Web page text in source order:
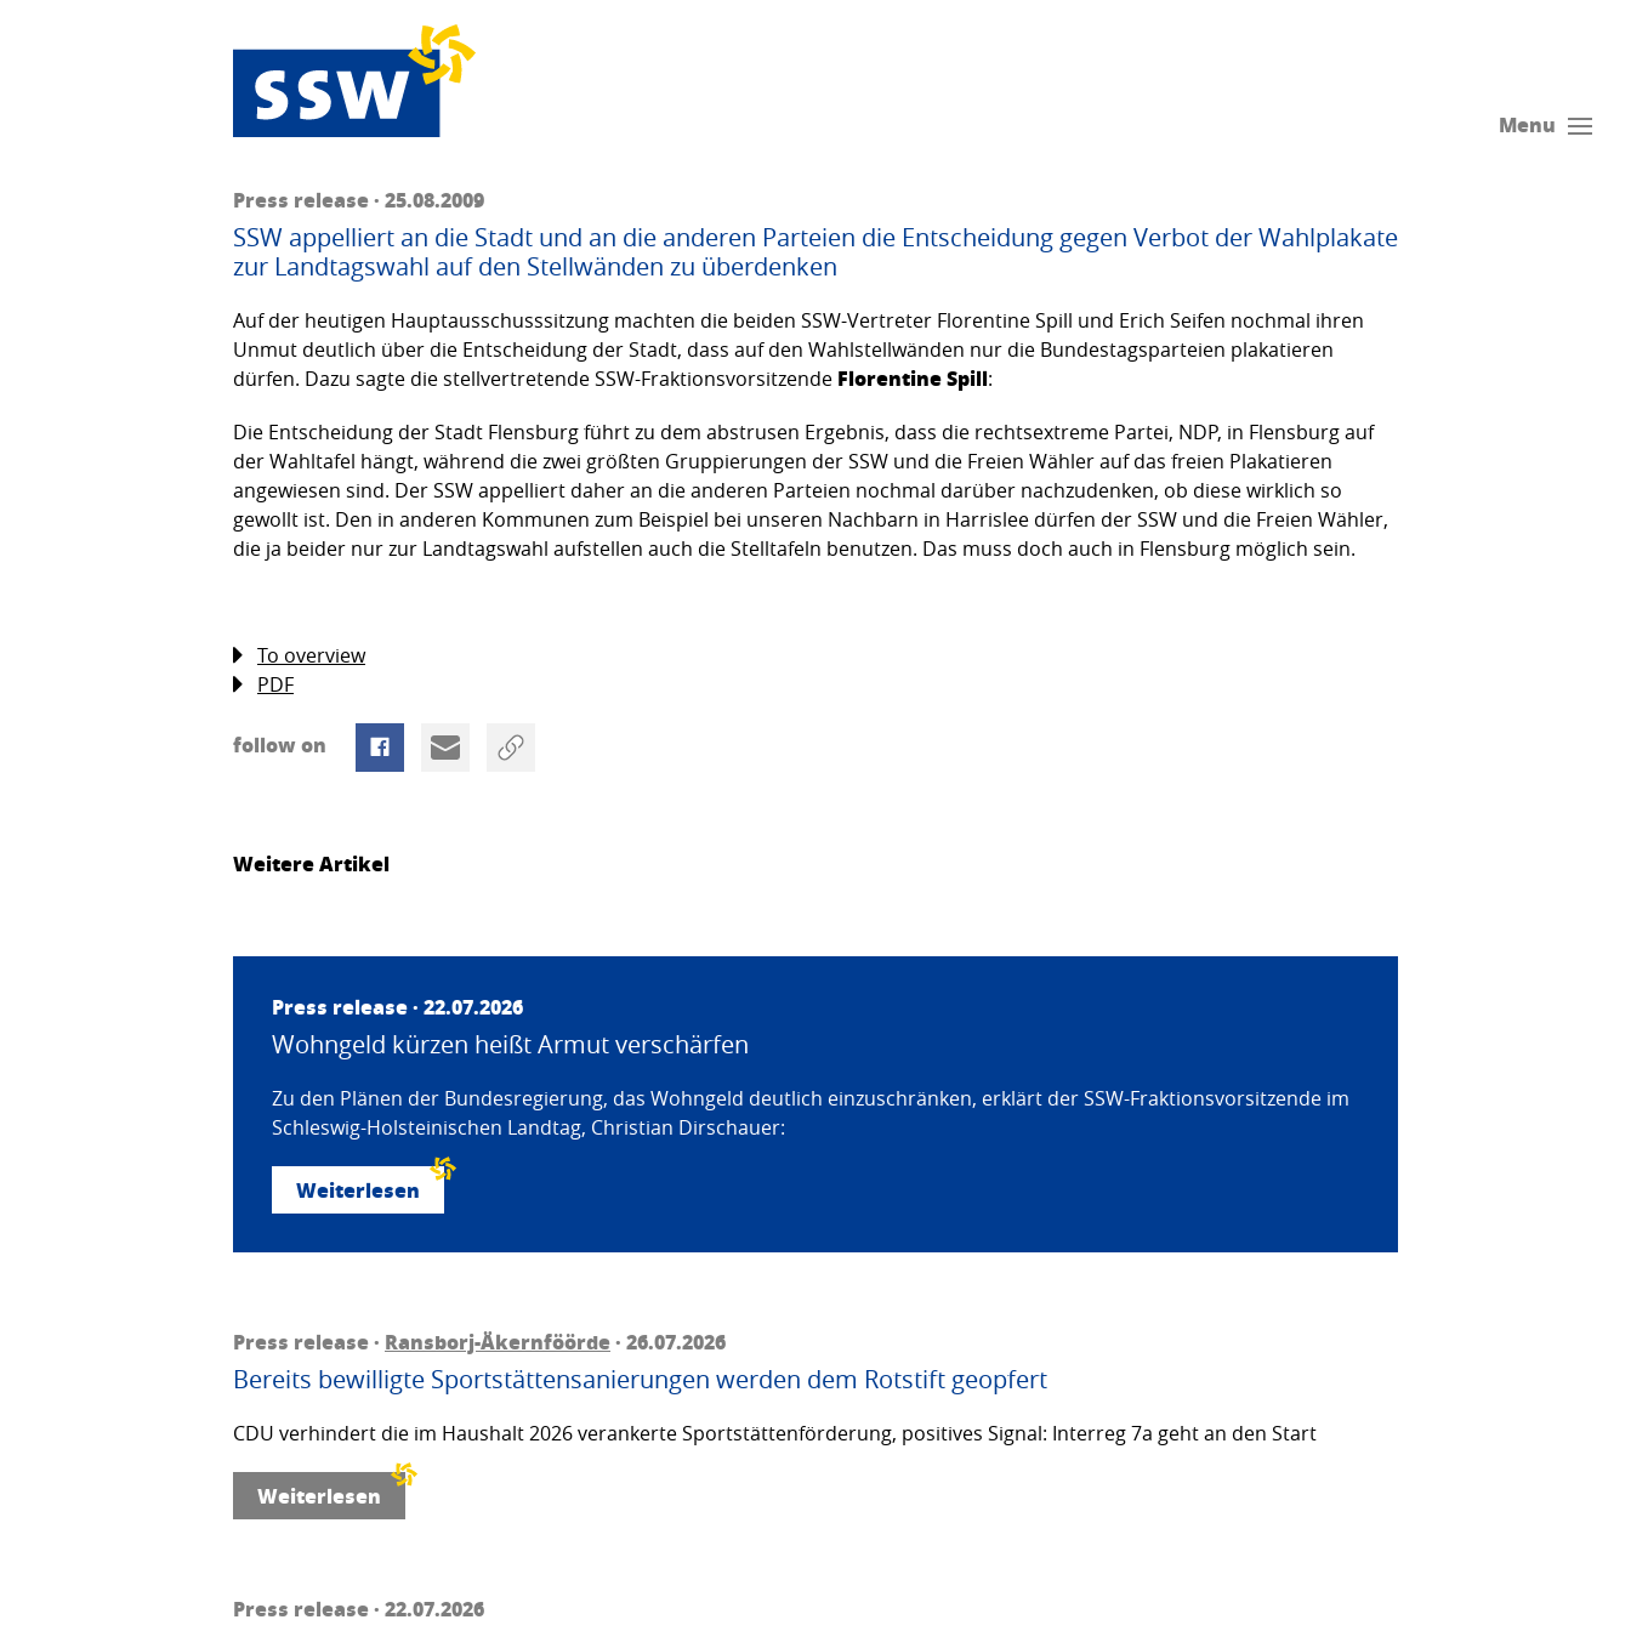
Menu
Press release · 25.08.2009
SSW appelliert an die Stadt und an die anderen Parteien die Entscheidung gegen Verbot der Wahlplakate
zur Landtagswahl auf den Stellwänden zu überdenken
Auf der heutigen Hauptausschusssitzung machten die beiden SSW-Vertreter Florentine Spill und Erich Seifen nochmal ihren
Unmut deutlich über die Entscheidung der Stadt, dass auf den Wahlstellwänden nur die Bundestagsparteien plakatieren
dürfen. Dazu sagte die stellvertretende SSW-Fraktionsvorsitzende Florentine Spill:
Die Entscheidung der Stadt Flensburg führt zu dem abstrusen Ergebnis, dass die rechtsextreme Partei, NDP, in Flensburg auf
der Wahltafel hängt, während die zwei größten Gruppierungen der SSW und die Freien Wähler auf das freien Plakatieren
angewiesen sind. Der SSW appelliert daher an die anderen Parteien nochmal darüber nachzudenken, ob diese wirklich so
gewollt ist. Den in anderen Kommunen zum Beispiel bei unseren Nachbarn in Harrislee dürfen der SSW und die Freien Wähler,
die ja beider nur zur Landtagswahl aufstellen auch die Stelltafeln benutzen. Das muss doch auch in Flensburg möglich sein.
To overview
PDF
follow on
Weitere Artikel
Press release · 22.07.2026
Wohngeld kürzen heißt Armut verschärfen
Zu den Plänen der Bundesregierung, das Wohngeld deutlich einzuschränken, erklärt der SSW-Fraktionsvorsitzende im
Schleswig-Holsteinischen Landtag, Christian Dirschauer:
Weiterlesen
Press release · Ransborj-Äkernföörde· 26.07.2026
Bereits bewilligte Sportstättensanierungen werden dem Rotstift geopfert
CDU verhindert die im Haushalt 2026 verankerte Sportstättenförderung, positives Signal: Interreg 7a geht an den Start
Weiterlesen
Press release · 22.07.2026